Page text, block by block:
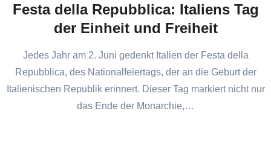
Festa della Repubblica: Italiens Tag
der Einheit und Freiheit
Jedes Jahr am 2. Juni gedenkt Italien der Festa della
Repubblica, des Nationalfeiertags, der an die Geburt der
Italienischen Republik erinnert. Dieser Tag markiert nicht nur
das Ende der Monarchie,…